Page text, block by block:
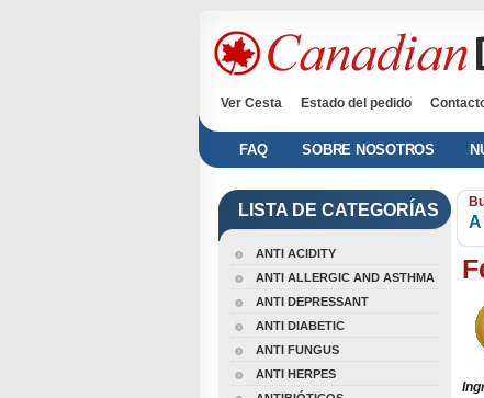
Ver Cesta
Estado del pedido
FAQ SOBRE NOSOTROS
LISTA DE CATEGORÍAS
ANTI ACIDITY
ANTI ALLERGIC AND ASTHMA
ANTI DEPRESSANT
ANTI DIABETIC
ANTI FUNGUS
ANTI HERPES
A